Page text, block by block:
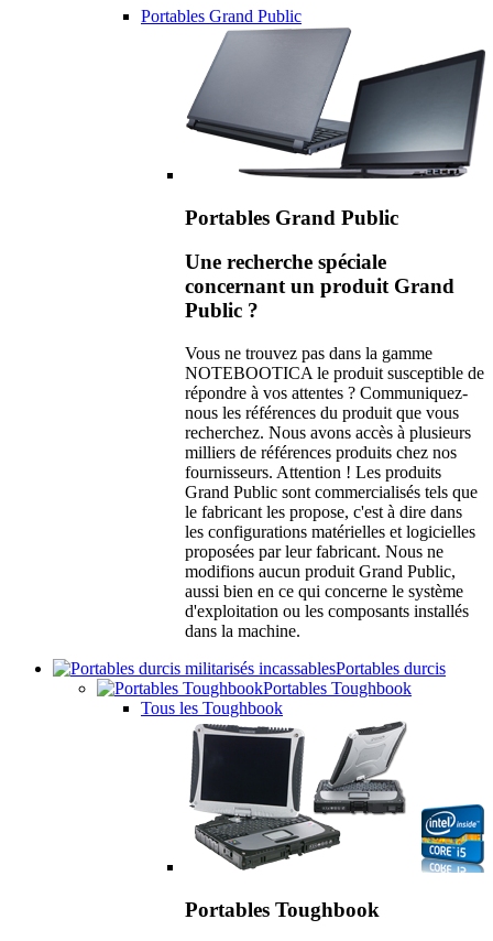
Portables Grand Public
Portables Grand Public
Une recherche spéciale
concernant un produit Grand
Public ?
Vous ne trouvez pas dans la gamme
NOTEBOOTICA le produit susceptible de
répondre à vos attentes ? Communiquez-
nous les références du produit que vous
recherchez. Nous avons accès à plusieurs
milliers de références produits chez nos
fournisseurs. Attention ! Les produits
Grand Public sont commercialisés tels que
le fabricant les propose, c'est à dire dans
les configurations matérielles et logicielles
proposées par leur fabricant. Nous ne
modifions aucun produit Grand Public,
aussi bien en ce qui concerne le système
d'exploitation ou les composants installés
dans la machine.
Portables durcis
Portables Toughbook
Tous les Toughbook
Portables Toughbook